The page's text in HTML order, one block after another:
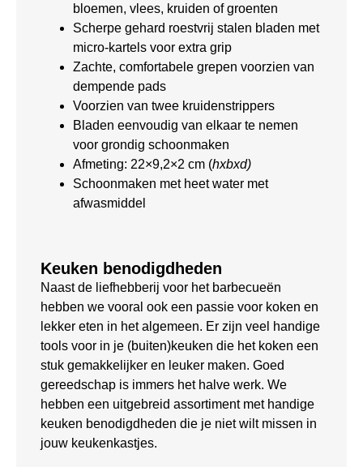
bloemen, vlees, kruiden of groenten
Scherpe gehard roestvrij stalen bladen met
micro-kartels voor extra grip
Zachte, comfortabele grepen voorzien van
dempende pads
Voorzien van twee kruidenstrippers
Bladen eenvoudig van elkaar te nemen
voor grondig schoonmaken
Afmeting: 22×9,2×2 cm (hxbxd)
Schoonmaken met heet water met
afwasmiddel
Keuken benodigdheden
Naast de liefhebberij voor het barbecueën
hebben we vooral ook een passie voor koken en
lekker eten in het algemeen. Er zijn veel handige
tools voor in je (buiten)keuken die het koken een
stuk gemakkelijker en leuker maken. Goed
gereedschap is immers het halve werk. We
hebben een uitgebreid assortiment met handige
keuken benodigdheden die je niet wilt missen in
jouw keukenkastjes.